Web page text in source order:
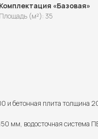
Комплектация «Базовая»
Площадь (м²): 35
бетонная плита толщина
мм, водосточная система